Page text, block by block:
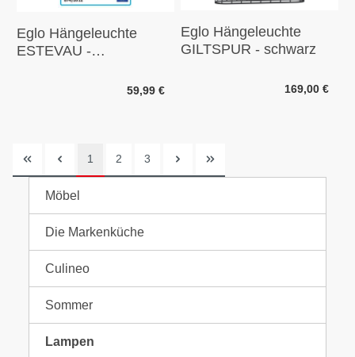
Eglo Hängeleuchte
ESTEVAU -
59,99 €
Eglo Hängeleuchte
GILTSPUR - schwarz
169,00 €
1 2 3
Möbel
Die Markenküche
Culineo
Sommer
Lampen